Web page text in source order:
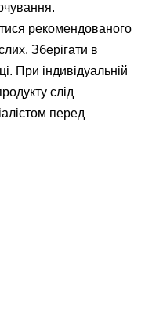
рекомендованого
Зберігати в
При індивідуальній
слід
перед